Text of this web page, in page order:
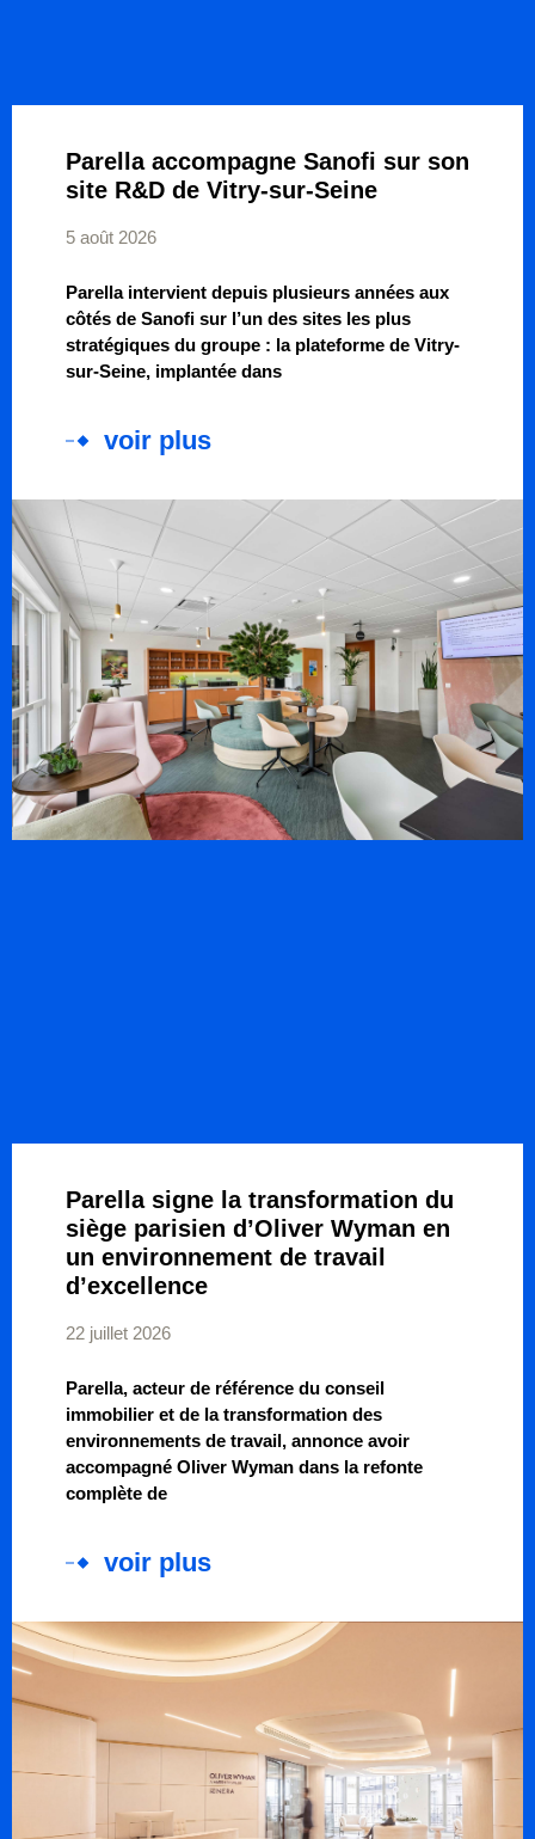
Parella accompagne Sanofi sur son
site R&D de Vitry-sur-Seine
5 août 2026
Parella intervient depuis plusieurs années aux
côtés de Sanofi sur l’un des sites les plus
stratégiques du groupe : la plateforme de Vitry-
sur-Seine, implantée dans
voir plus
Parella signe la transformation du
siège parisien d’Oliver Wyman en
un environnement de travail
d’excellence
22 juillet 2026
Parella, acteur de référence du conseil
immobilier et de la transformation des
environnements de travail, annonce avoir
accompagné Oliver Wyman dans la refonte
complète de
voir plus